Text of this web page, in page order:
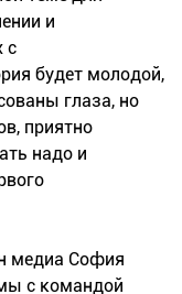
и
с
будет молодой,
глаза, но
приятно
надо и
медиа София
с командой